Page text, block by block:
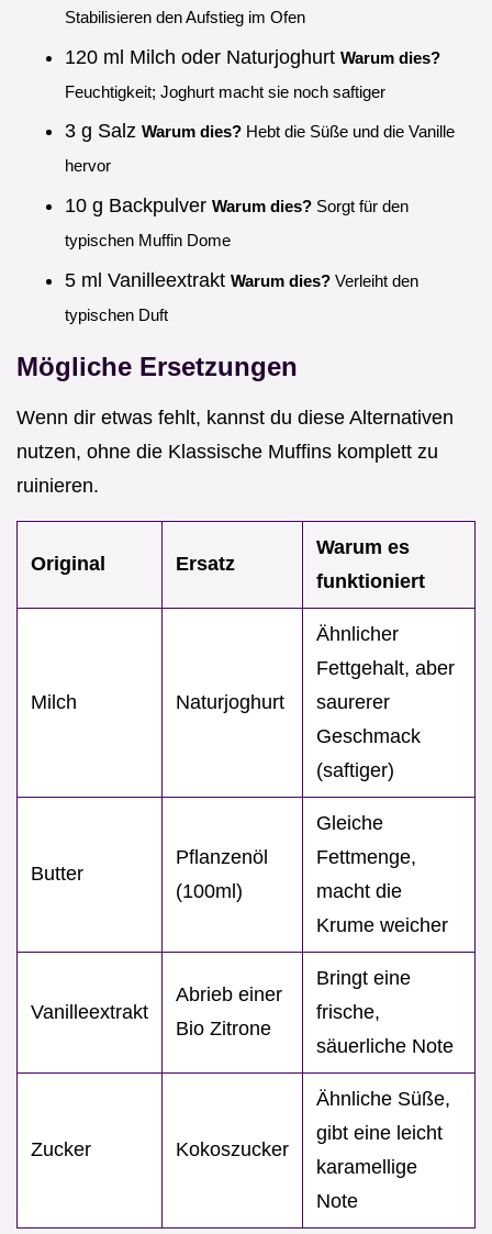
Stabilisieren den Aufstieg im Ofen
120 ml Milch oder Naturjoghurt Warum dies?
Feuchtigkeit; Joghurt macht sie noch saftiger
3 g Salz Warum dies? Hebt die Süße und die Vanille
hervor
10 g Backpulver Warum dies? Sorgt für den
typischen Muffin Dome
5 ml Vanilleextrakt Warum dies? Verleiht den
typischen Duft
Mögliche Ersetzungen
Wenn dir etwas fehlt, kannst du diese Alternativen
nutzen, ohne die Klassische Muffins komplett zu
ruinieren.
Original Ersatz
Warum es
funktioniert
Milch Naturjoghurt
Ähnlicher
Fettgehalt, aber
saurerer
Geschmack
(saftiger)
Butter
Pflanzenöl
(100ml)
Gleiche
Fettmenge,
macht die
Krume weicher
Vanilleextrakt
Abrieb einer
Bio Zitrone
Bringt eine
frische,
säuerliche Note
Zucker Kokoszucker
Ähnliche Süße,
gibt eine leicht
karamellige
Note